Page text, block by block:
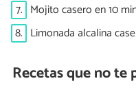
7. Mojito casero en 10
8. Limonada alcalina
Recetas que no te